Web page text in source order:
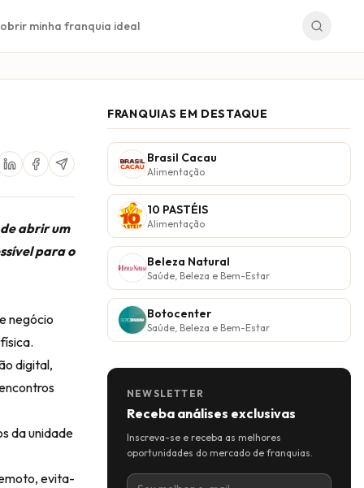
minha franquia ideal
abrir um
para o
negócio
digital,
da unidade
evita-
FRANQUIAS EM DESTAQUE
Brasil Cacau
Alimentação
10 PASTÉIS
Alimentação
Beleza Natural
Saúde, Beleza e Bem-Estar
Botocenter
Saúde, Beleza e Bem-Estar
NEWSLETTER
Receba análises exclusivas
Inscreva-se e receba as melhores
oportunidades do mercado de franquias.